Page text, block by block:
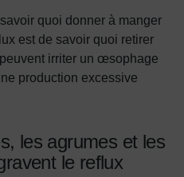
quoi donner à manger
est de savoir quoi retirer
irriter un œsophage
production excessive
les agrumes et les
le reflux